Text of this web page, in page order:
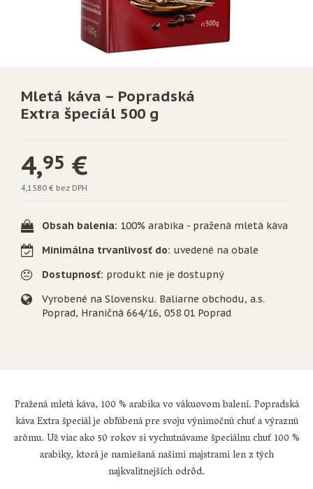
Mletá káva – Popradská
Extra špeciál 500 g
4,95 €
4,1580 € bez DPH
Obsah balenia: 100% arabika - pražená mletá káva
Minimálna trvanlivosť do: uvedené na obale
Dostupnosť: produkt nie je dostupný
Vyrobené na Slovensku. Baliarne obchodu, a.s.
Poprad, Hraničná 664/16, 058 01 Poprad
Pražená mletá káva, 100 % arabika vo vákuovom balení. Popradská
káva Extra špeciál je obľúbená pre svoju výnimočnú chuť a výraznú
arómu. Už viac ako 50 rokov si vychutnávame špeciálnu chuť 100 %
arabiky, ktorá je namiešaná našimi majstrami len z tých
najkvalitnejších odrôd.